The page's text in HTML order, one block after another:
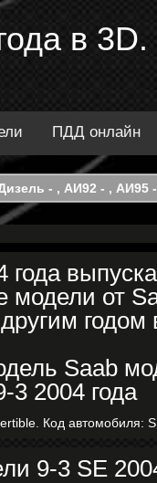
в
ПДД онлайн
- , АИ92 - , АИ95
года
модели от
годом
Код автомобиля:
9-3 SE